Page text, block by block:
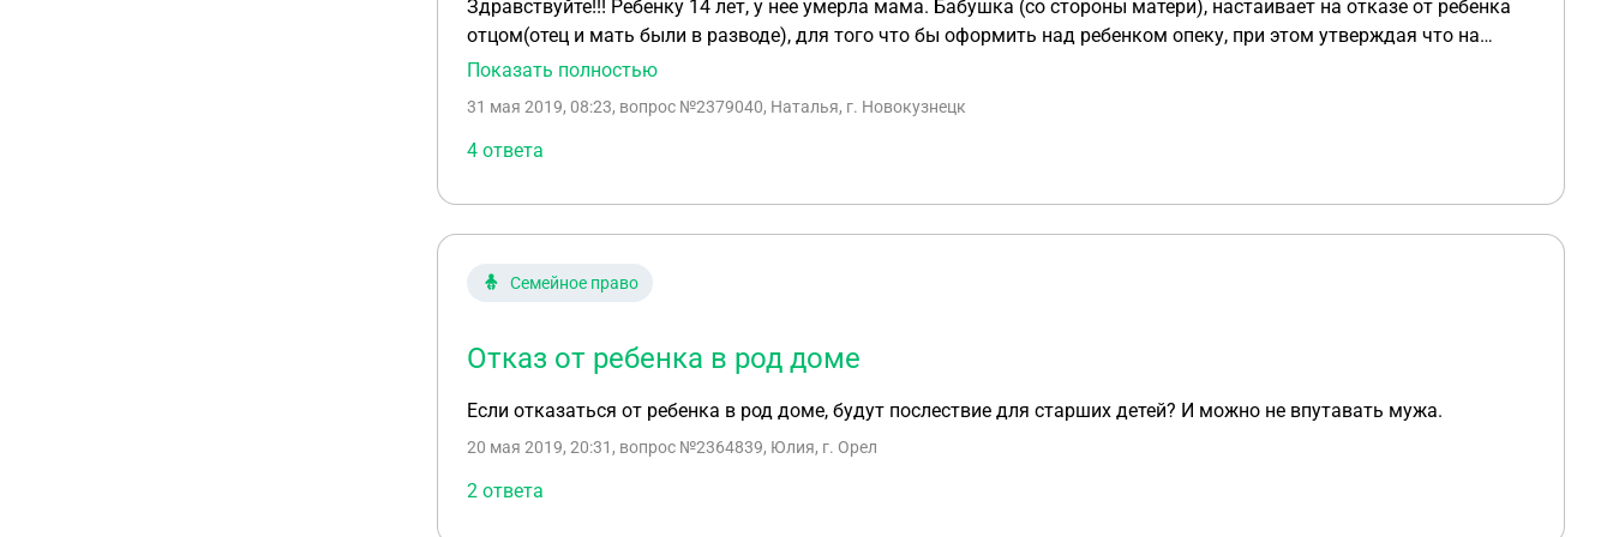
Здравствуйте!!! Ребенку 14 лет, у нее умерла мама. Бабушка (со стороны матери), настаивает на отказе от ребенка
отцом(отец и мать были в разводе), для того что бы оформить над ребенком опеку, при этом утверждая что на
алиментах настаивать не будут(алименты всегда оплачивались во время и ни когда не отказывался от алиментов).
новые опекуны могут запретить общение отцу с ребенком. И какие камни его ждут при отказе. И он не хочет
Показать полностью
31 мая 2019, 08:23, вопрос №2379040, Наталья, г. Новокузнецк
4 ответа
Семейное право
Отказ от ребенка в род доме
Если отказаться от ребенка в род доме, будут послествие для старших детей? И можно не впутавать мужа.
20 мая 2019, 20:31 , вопрос №2364839, Юлия, г. Орел
2 ответа